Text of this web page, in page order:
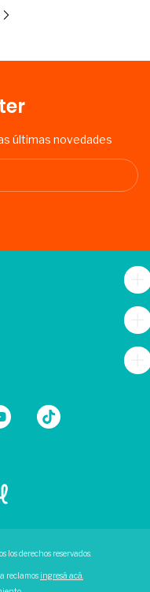
últimas novedades
derechos reservados.
reclamos ingresá acá.